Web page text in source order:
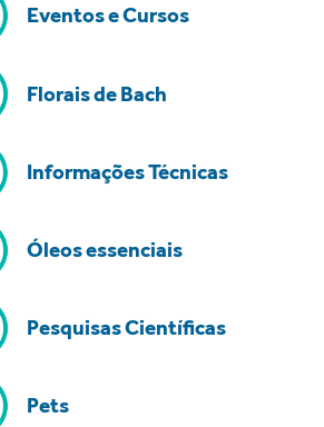
Eventos e Cursos
Florais de Bach
Informações Técnicas
Óleos essenciais
Pesquisas Científicas
Pets